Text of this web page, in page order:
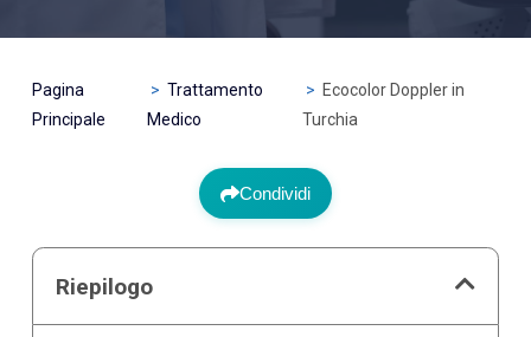
Pagina
Principale
Trattamento
Medico
Ecocolor Doppler in
Turchia
Condividi
Riepilogo